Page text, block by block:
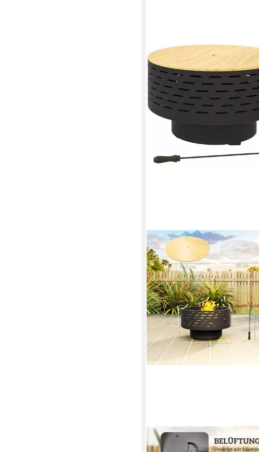
CHICFURN
Feuerschale 3-in-1 Feuerstelle